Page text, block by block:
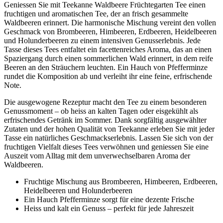
Geniessen Sie mit Teekanne Waldbeere Früchtegarten Tee einen
fruchtigen und aromatischen Tee, der an frisch gesammelte
Waldbeeren erinnert. Die harmonische Mischung vereint den vollen
Geschmack von Brombeeren, Himbeeren, Erdbeeren, Heidelbeeren
und Holunderbeeren zu einem intensiven Genusserlebnis. Jede
Tasse dieses Tees entfaltet ein facettenreiches Aroma, das an einen
Spaziergang durch einen sommerlichen Wald erinnert, in dem reife
Beeren an den Sträuchern leuchten. Ein Hauch von Pfefferminze
rundet die Komposition ab und verleiht ihr eine feine, erfrischende
Note.
Die ausgewogene Rezeptur macht den Tee zu einem besonderen
Genussmoment – ob heiss an kalten Tagen oder eisgekühlt als
erfrischendes Getränk im Sommer. Dank sorgfältig ausgewählter
Zutaten und der hohen Qualität von Teekanne erleben Sie mit jeder
Tasse ein natürliches Geschmackserlebnis. Lassen Sie sich von der
fruchtigen Vielfalt dieses Tees verwöhnen und geniessen Sie eine
Auszeit vom Alltag mit dem unverwechselbaren Aroma der
Waldbeeren.
Fruchtige Mischung aus Brombeeren, Himbeeren, Erdbeeren,
Heidelbeeren und Holunderbeeren
Ein Hauch Pfefferminze sorgt für eine dezente Frische
Heiss und kalt ein Genuss – perfekt für jede Jahreszeit